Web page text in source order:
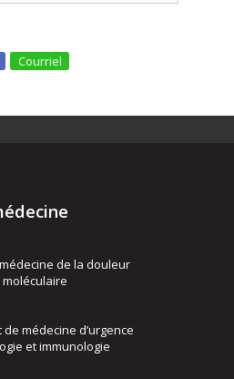
Courriel
de la douleur
médecine d’urgence
et immunologie